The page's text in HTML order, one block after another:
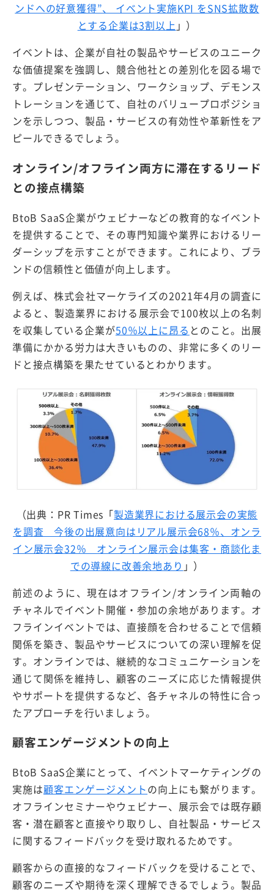
ンドへの好意獲得”、 イベント実施KPI をSNS拡散数
とする企業は3割以上 」）
イベントは、企業が自社の製品やサービスのユニーク
な価値提案を強調し、競合他社との差別化を図る場で
す。プレゼンテーション、ワークショップ、デモンス
トレーションを通じて、自社のバリュープロポジショ
ンを示しつつ、製品・サービスの有効性や革新性をア
ピールできるでしょう。
オンライン/オフライン両方に滞在するリード
との接点構築
BtoB SaaS企業がウェビナーなどの教育的なイベント
を提供することで、その専門知識や業界におけるリー
ダーシップを示すことができます。これにより、ブラ
ンドの信頼性と価値が向上します。
例えば、株式会社マーケライズの2021年4月の調査に
よると、製造業界における展示会で100枚以上の名刺
を収集している企業が50％以上に昂る とのこと。出展
準備にかかる労力は大きいものの、非常に多くのリー
ドと接点構築を果たせているとわかります。
（出典：PR Times「製造業界における展示会の実態
を調査 今後の出展意向はリアル展示会68％、オンラ
イン展示会32％ オンライン展示会は集客・商談化ま
での導線に改善余地あり 」）
前述のように、現在はオフライン/オンライン両軸の
チャネルでイベント開催・参加の余地があります。オ
フラインイベントでは、直接顔を合わせることで信頼
関係を築き、製品やサービスについての深い理解を促
す。オンラインでは、継続的なコミュニケーションを
通じて関係を維持し、顧客のニーズに応じた情報提供
やサポートを提供するなど、各チャネルの特性に合っ
たアプローチを行いましょう。
顧客エンゲージメントの向上
BtoB SaaS企業にとって、イベントマーケティングの
実施は顧客エンゲージメントの向上にも繋がります。
オフラインセミナーやウェビナー、展示会では既存顧
客・潜在顧客と直接やり取りし、自社製品・サービス
に関するフィードバックを受け取れるためです。
顧客からの直接的なフィードバックを受けることで、
顧客のニーズや期待を深く理解できるでしょう。製品